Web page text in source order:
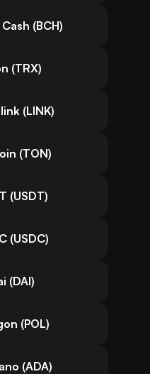
(BCH)
(TRX)
(LINK)
(TON)
(USDT)
(USDC)
(DAI)
(POL)
(ADA)